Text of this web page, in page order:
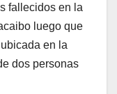
fallecidos en la
luego que
en la
dos personas